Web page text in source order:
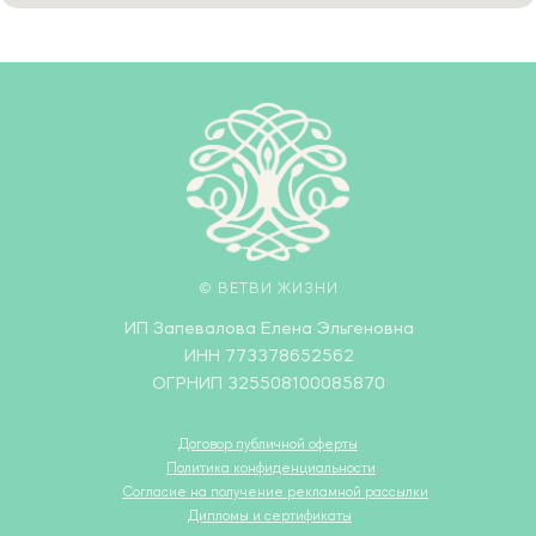
© ВЕТВИ ЖИЗНИ
ИП Запевалова Елена Эльгеновна
ИНН 773378652562
ОГРНИП 325508100085870
Согласие на получение рекламной рассылки
Дипломы и сертификаты
Договор публичной оферты
Политика конфиденциальности